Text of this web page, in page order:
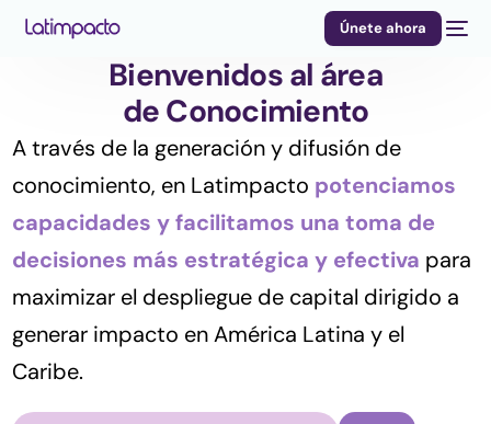
Únete ahora
Bienvenidos al área
de Conocimiento
A través de la generación y difusión de
conocimiento, en Latimpacto potenciamos
capacidades y facilitamos una toma de
decisiones más estratégica y efectiva para
maximizar el despliegue de capital dirigido a
generar impacto en América Latina y el
Caribe.